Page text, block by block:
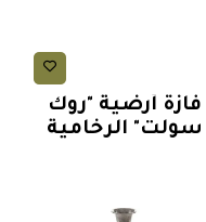
فازة أرضية "روك
سولت" الرخامية